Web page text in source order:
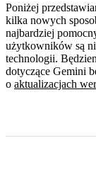
Poniżej
kilka nowych
najbardziej
użytkowników są
technologii.
dotyczące Gemini
o aktualizacjach